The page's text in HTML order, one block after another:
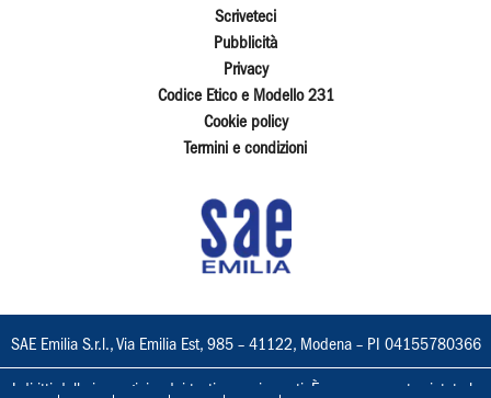
Scriveteci
Pubblicità
Privacy
Codice Etico e Modello 231
Cookie policy
Termini e condizioni
SAE Emilia S.r.l., Via Emilia Est, 985 – 41122, Modena – PI 04155780366
I diritti delle immagini e dei testi sono riservati. È espressamente vietata la